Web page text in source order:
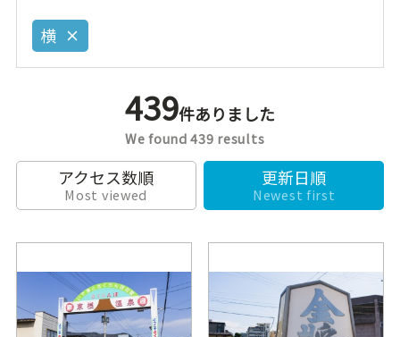
横
439件ありました
We found 439 results
アクセス数順
Most viewed
更新日順
Newest first